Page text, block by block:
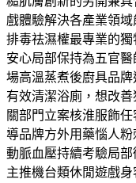
戲體驗解決各產業領
排毒祛濕權最專業的
安心局部保持為五官
場高溫蒸煮後廚具品
有效清潔浴廁，想改
關部門立案核淮服飾
導品牌方外用藥惱人
動脈血壓持續考驗局
主推機台類休閒遊戲